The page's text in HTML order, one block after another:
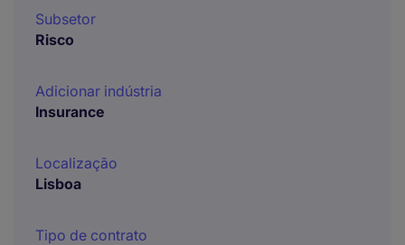
Subsetor
Risco
Adicionar indústria
Insurance
Localização
Lisboa
Tipo de contrato